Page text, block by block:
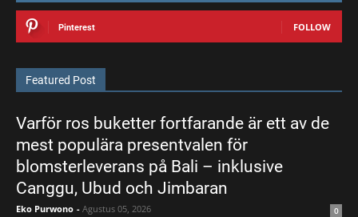
Pinterest FOLLOW
Featured Post
Varför ros buketter fortfarande är ett av de
mest populära presentvalen för
blomsterleverans på Bali – inklusive
Canggu, Ubud och Jimbaran
Eko Purwono - Agustus 05, 2026 0